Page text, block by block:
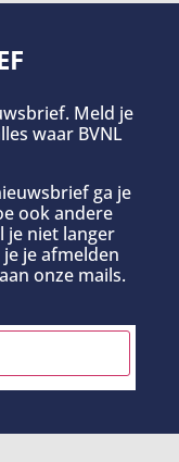
Meld je
waar BVNL
ga je
ook andere
je niet langer
je afmelden
onze mails.